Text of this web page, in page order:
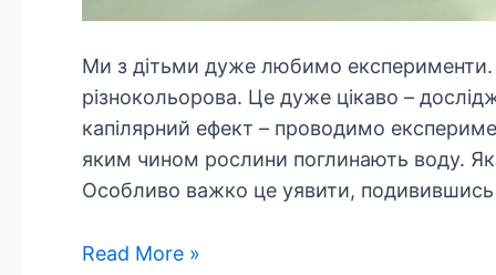
Ми з дітьми дуже любимо експерименти.
різнокольорова. Це дуже цікаво –
капілярний ефект – проводимо
яким чином рослини поглинають воду.
Особливо важко це уявити, подивившись
Efekt
Read More »